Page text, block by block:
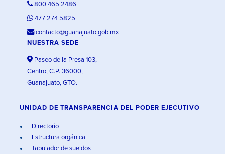
800 465 2486
477 274 5825
contacto@guanajuato.gob.mx
NUESTRA SEDE
Paseo de la Presa 103,
Centro, C.P. 36000,
Guanajuato, GTO.
UNIDAD DE TRANSPARENCIA DEL PODER EJECUTIVO
Directorio
Estructura orgánica
Tabulador de sueldos